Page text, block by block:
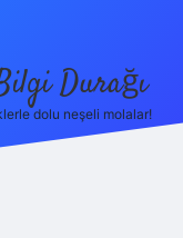
Durağı
dolu neşeli molalar!